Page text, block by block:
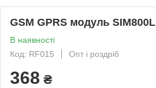
GSM GPRS модуль SIM800L
В наявності
Код: RF015
Опт і роздріб
368 ₴